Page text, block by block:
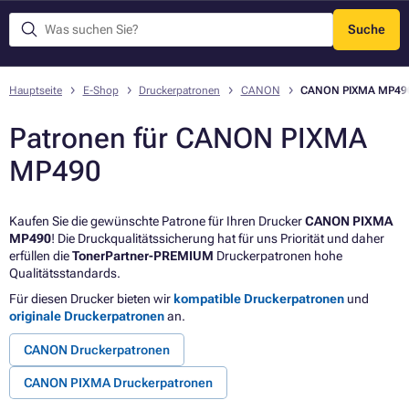
Suche
Menü
Hauptseite E-Shop Druckerpatronen CANON CANON PIXMA
Patronen für CANON PIXMA
MP490
Kaufen Sie die gewünschte Patrone für Ihren DruckerCANON PIXMA
MP490! Die Druckqualitätssicherung hat für uns Priorität und daher
erfüllen dieTonerPartner-PREMIUM Druckerpatronen hohe
Qualitätsstandards.
Für diesen Drucker bieten wir kompatible Druckerpatronen und
originale Druckerpatronenan.
CANON Druckerpatronen
CANON PIXMA Druckerpatronen